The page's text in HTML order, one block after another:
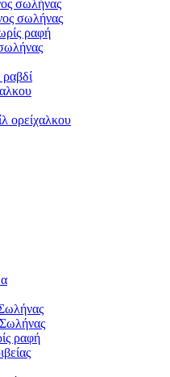
σωλήνας
σωλήνας
ραφή
ορείχαλκου
ραφή